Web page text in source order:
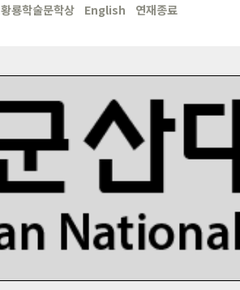
황룡학술문학상 English 연재종료